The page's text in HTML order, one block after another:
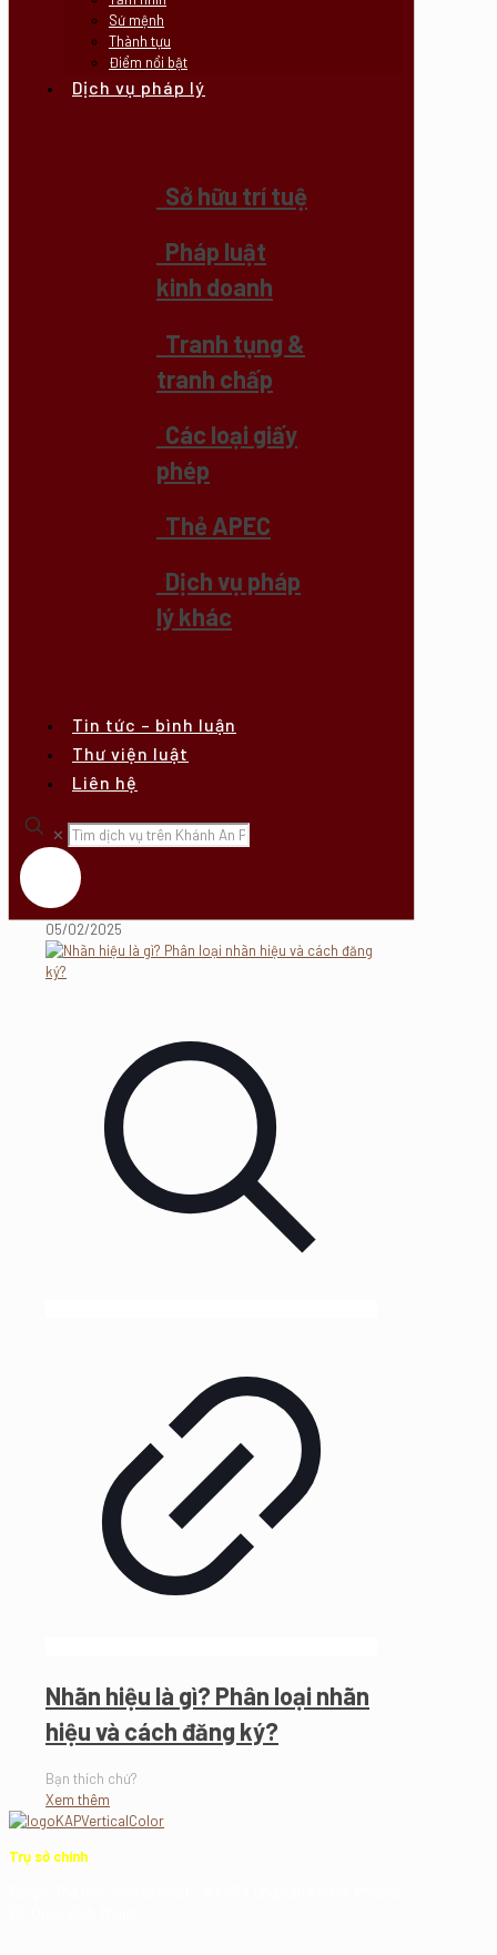
Sứ mệnh
Thành tựu
Điểm nổi bật
Dịch vụ pháp lý
Sở hữu trí tuệ
Pháp luật
kinh doanh
Tranh tụng &
tranh chấp
Các loại giấy
phép
Thẻ APEC
Dịch vụ pháp
lý khác
Tin tức – bình luận
Thư viện luật
Liên hệ
✕
05/02/2025
Nhãn hiệu là gì? Phân loại nhãn
hiệu và cách đăng ký?
Bạn thích chứ?
Xem thêm
Trụ sở chính